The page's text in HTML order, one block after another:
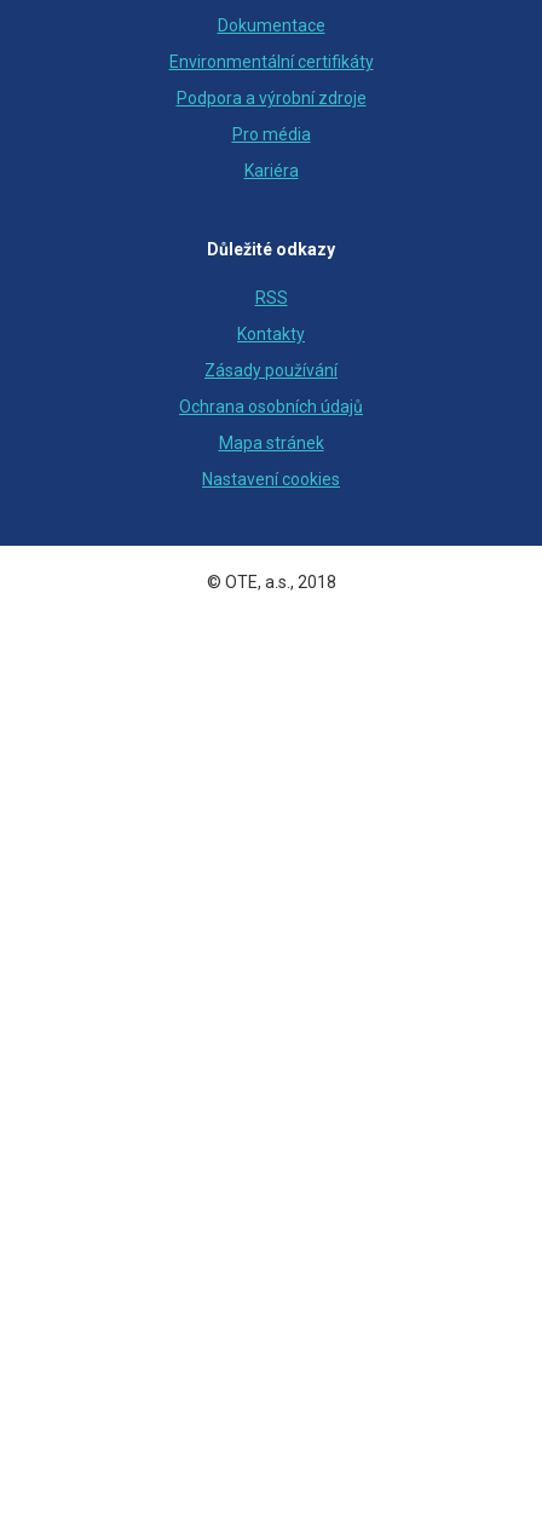
Dokumentace
Environmentální certifikáty
Podpora a výrobní zdroje
Pro média
Kariéra
Důležité odkazy
RSS
Kontakty
Zásady používání
Ochrana osobních údajů
Mapa stránek
Nastavení cookies
© OTE, a.s., 2018